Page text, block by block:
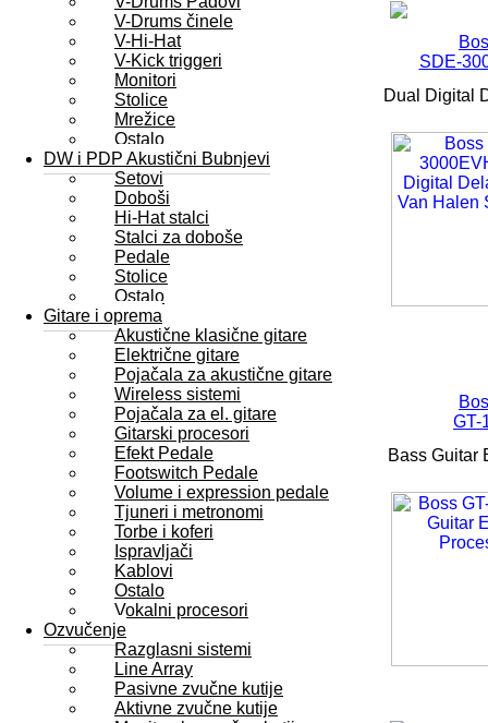
V-Drums činele
V-Hi-Hat
V-Kick triggeri
Monitori
Stolice
Mrežice
Ostalo
DW i PDP Akustični Bubnjevi
Setovi
Doboši
Hi-Hat stalci
Stalci za doboše
Pedale
Stolice
Ostalo
Gitare i oprema
Akustične klasične gitare
Električne gitare
Pojačala za akustične gitare
Wireless sistemi
Pojačala za el. gitare
Gitarski procesori
Efekt Pedale
Footswitch Pedale
Volume i expression pedale
Tjuneri i metronomi
Torbe i koferi
Ispravljači
Kablovi
Ostalo
Vokalni procesori
Ozvučenje
Razglasni sistemi
Line Array
Pasivne zvučne kutije
Aktivne zvučne kutije
SDE-
Dual Digital
GT-
Bass Guitar